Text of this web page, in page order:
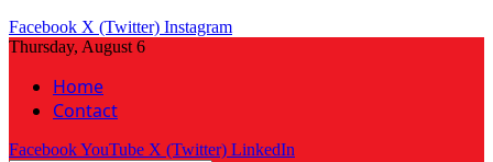
Facebook X (Twitter) Instagram
Thursday, August 6
Home
Contact
FacebookYouTube X (Twitter) LinkedIn